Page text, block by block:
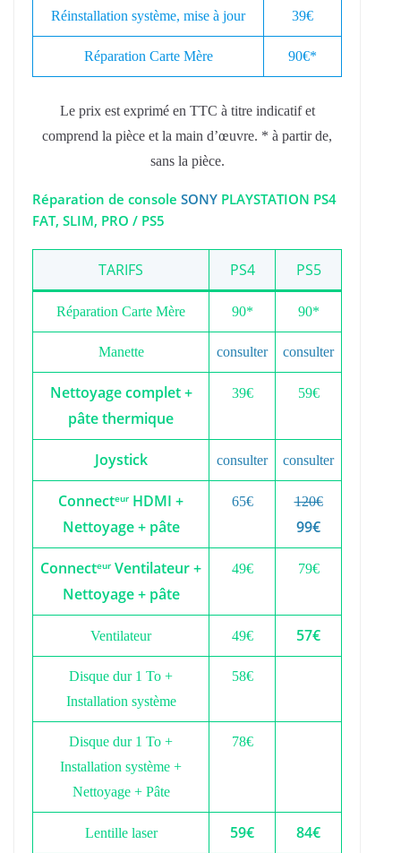
Réinstallation système, mise à jour 39€
Réparation Carte Mère 90€*
Le prix est exprimé en TTC à titre indicatif et
comprend la pièce et la main d’œuvre. * à partir de,
sans la pièce.
Réparation de console SONY PLAYSTATION PS4
FAT, SLIM, PRO / PS5
TARIFS PS4 PS5
Réparation Carte Mère 90* 90*
Manette consulter consulter
Nettoyage complet +
pâte thermique
39€ 59€
Joystick consulter consulter
Connecteur HDMI +
Nettoyage + pâte
65€ 120€
99€
Connecteur Ventilateur +
Nettoyage + pâte
49€ 79€
Ventilateur 49€ 57€
Disque dur 1 To +
Installation système
58€
Disque dur 1 To +
Installation système +
Nettoyage + Pâte
78€
Lentille laser 59€ 84€